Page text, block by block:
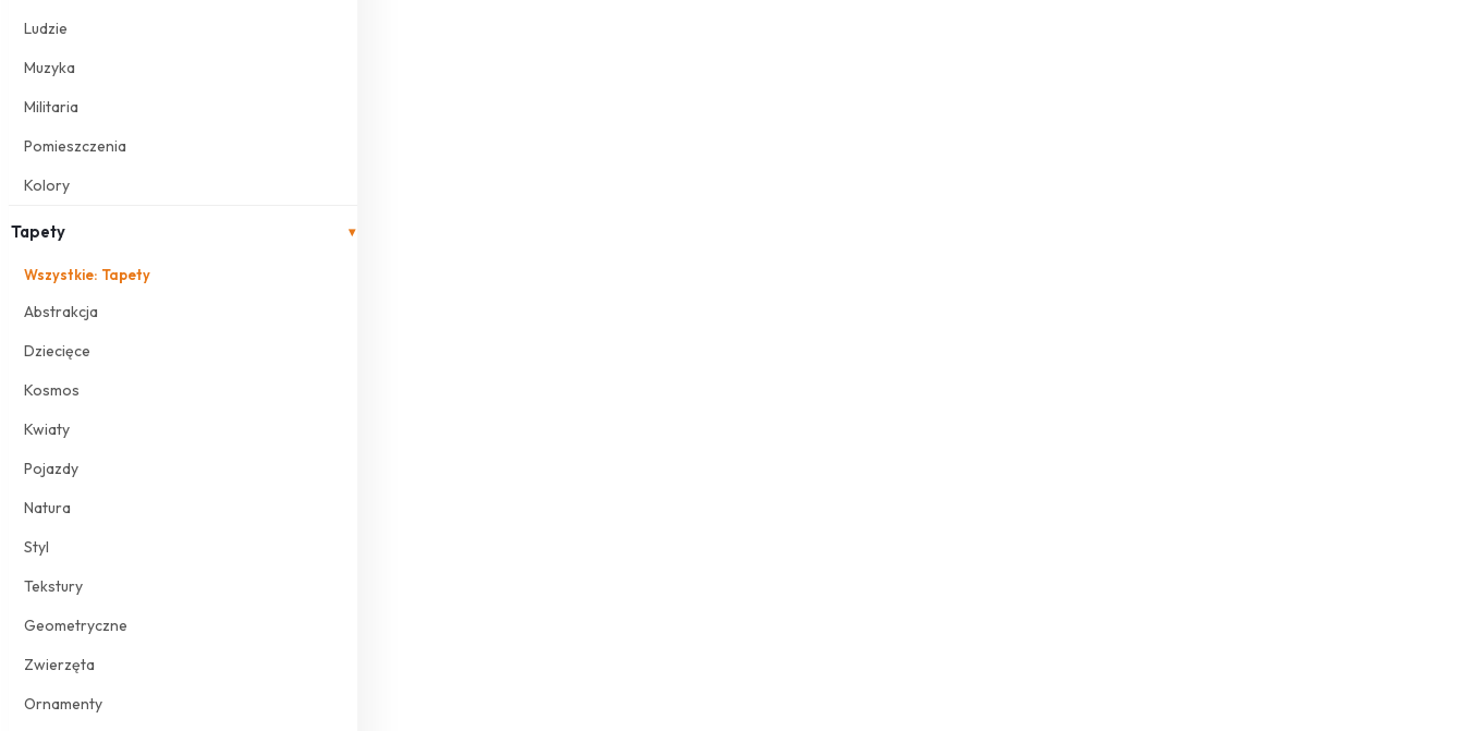
Ludzie
Muzyka
Militaria
Pomieszczenia
Kolory
Tapety ▾
Wszystkie: Tapety
Abstrakcja
Dziecięce
Kosmos
Kwiaty
Pojazdy
Natura
Styl
Tekstury
Geometryczne
Zwierzęta
Ornamenty